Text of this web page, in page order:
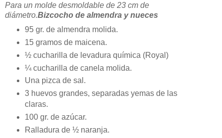
Para un molde desmoldable de 23 cm de
diámetro.Bizcocho de almendra y nueces
95 gr. de almendra molida.
15 gramos de maicena.
½ cucharilla de levadura química (Royal)
¼ cucharilla de canela molida.
Una pizca de sal.
3 huevos grandes, separadas yemas de las
claras.
100 gr. de azúcar.
Ralladura de ½ naranja.